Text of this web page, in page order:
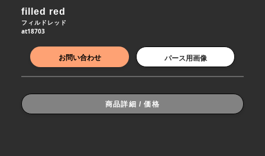
filled red
フィルドレッド
at18703
お問い合わせ パース用画像
商品詳細 / 価格